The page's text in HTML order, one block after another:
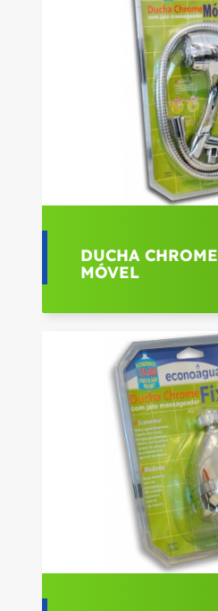
DUCHA CHROME
MÓVEL